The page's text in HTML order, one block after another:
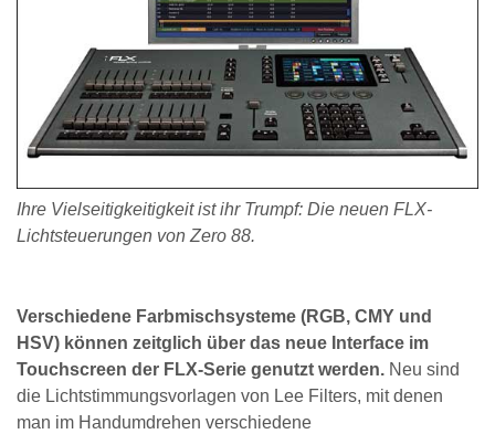
Ihre Vielseitigkeitigkeit ist ihr Trumpf: Die neuen FLX-
Lichtsteuerungen von Zero 88.
Verschiedene Farbmischsysteme (RGB, CMY und
HSV) können zeitglich über das neue Interface im
Touchscreen der FLX-Serie genutzt werden. Neu sind
die Lichtstimmungsvorlagen von Lee Filters, mit denen
man im Handumdrehen verschiedene